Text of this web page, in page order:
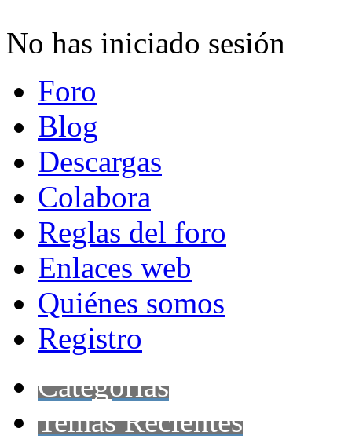
No has iniciado sesión
Foro
Blog
Descargas
Colabora
Reglas del foro
Enlaces web
Quiénes somos
Registro
Categorías
Temas Recientes